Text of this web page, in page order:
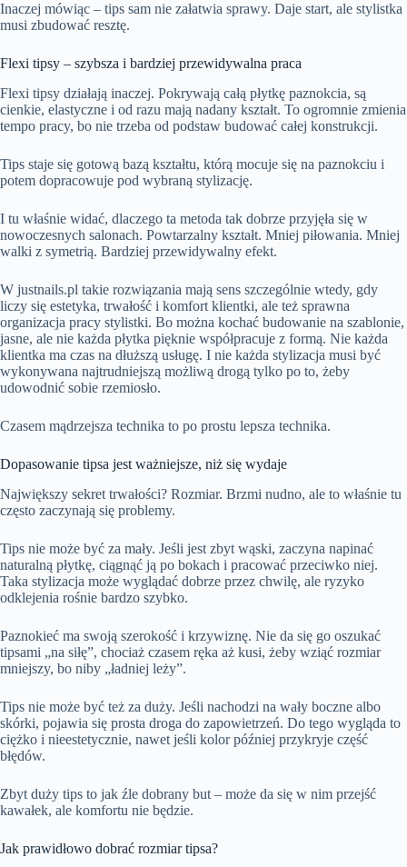
Inaczej mówiąc – tips sam nie załatwia sprawy. Daje start, ale stylistka
musi zbudować resztę.
Flexi tipsy – szybsza i bardziej przewidywalna praca
Flexi tipsy działają inaczej. Pokrywają całą płytkę paznokcia, są
cienkie, elastyczne i od razu mają nadany kształt. To ogromnie zmienia
tempo pracy, bo nie trzeba od podstaw budować całej konstrukcji.
Tips staje się gotową bazą kształtu, którą mocuje się na paznokciu i
potem dopracowuje pod wybraną stylizację.
I tu właśnie widać, dlaczego ta metoda tak dobrze przyjęła się w
nowoczesnych salonach. Powtarzalny kształt. Mniej piłowania. Mniej
walki z symetrią. Bardziej przewidywalny efekt.
W justnails.pl takie rozwiązania mają sens szczególnie wtedy, gdy
liczy się estetyka, trwałość i komfort klientki, ale też sprawna
organizacja pracy stylistki. Bo można kochać budowanie na szablonie,
jasne, ale nie każda płytka pięknie współpracuje z formą. Nie każda
klientka ma czas na dłuższą usługę. I nie każda stylizacja musi być
wykonywana najtrudniejszą możliwą drogą tylko po to, żeby
udowodnić sobie rzemiosło.
Czasem mądrzejsza technika to po prostu lepsza technika.
Dopasowanie tipsa jest ważniejsze, niż się wydaje
Największy sekret trwałości? Rozmiar. Brzmi nudno, ale to właśnie tu
często zaczynają się problemy.
Tips nie może być za mały. Jeśli jest zbyt wąski, zaczyna napinać
naturalną płytkę, ciągnąć ją po bokach i pracować przeciwko niej.
Taka stylizacja może wyglądać dobrze przez chwilę, ale ryzyko
odklejenia rośnie bardzo szybko.
Paznokieć ma swoją szerokość i krzywiznę. Nie da się go oszukać
tipsami „na siłę”, chociaż czasem ręka aż kusi, żeby wziąć rozmiar
mniejszy, bo niby „ładniej leży”.
Tips nie może być też za duży. Jeśli nachodzi na wały boczne albo
skórki, pojawia się prosta droga do zapowietrzeń. Do tego wygląda to
ciężko i nieestetycznie, nawet jeśli kolor później przykryje część
błędów.
Zbyt duży tips to jak źle dobrany but – może da się w nim przejść
kawałek, ale komfortu nie będzie.
Jak prawidłowo dobrać rozmiar tipsa?